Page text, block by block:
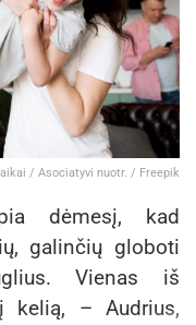
/ Asociatyvi nuotr. / Freepik
dėmesį, kad
galinčių globoti
Vienas iš
kelią, – Audrius,